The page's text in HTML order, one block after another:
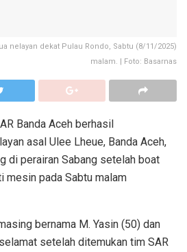
nelayan dekat Pulau Rondo, Sabtu (8/11/2025)
malam. | Foto: Basarnas
Banda Aceh berhasil
asal Ulee Lheue, Banda Aceh,
di perairan Sabang setelah boat
mesin pada Sabtu malam
bernama M. Yasin (50) dan
setelah ditemukan tim SAR